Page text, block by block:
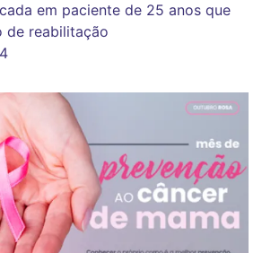
em paciente de 25 anos que
de reabilitação